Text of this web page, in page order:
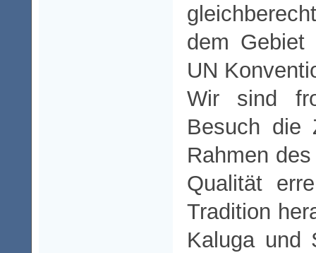
dem Gebiet
UN
Wir sind
Besuch die
Rahmen
Qualität
Tradition
Kaluga und